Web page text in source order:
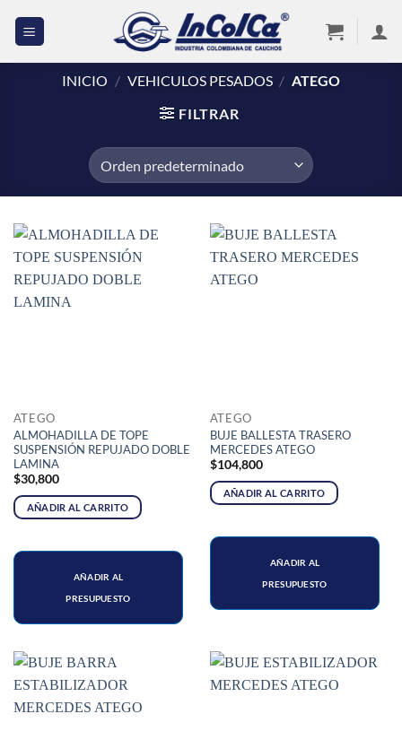
INICIO / VEHICULOS PESADOS / ATEGO
FILTRAR
ATEGO
ALMOHADILLA DE TOPE
SUSPENSIÓN REPUJADO DOBLE
LAMINA
$30,800
AÑADIR AL CARRITO
AÑADIR AL
PRESUPUESTO
ATEGO
BUJE BALLESTA TRASERO
MERCEDES ATEGO
$104,800
AÑADIR AL CARRITO
AÑADIR AL
PRESUPUESTO